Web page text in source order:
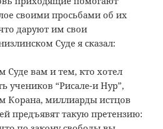
своими просьбами об их
даруют им свои
Суде я сказал:
Суде вам и тем, кто хотел
учеников “Рисале-и Нур”,
Корана, миллиарды истцов
предъявят такую претензию: